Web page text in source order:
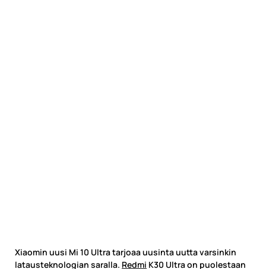
Xiaomin uusi Mi 10 Ultra tarjoaa uusinta uutta varsinkin
latausteknologian saralla. Redmi K30 Ultra on puolestaan